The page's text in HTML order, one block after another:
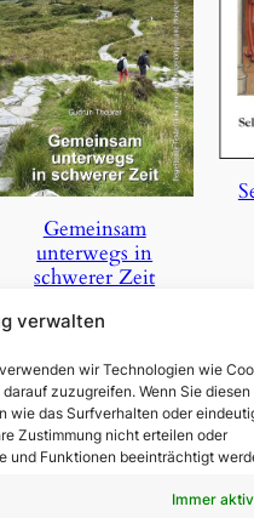
verwalten
wir Technologien wie
zuzugreifen. Wenn Sie diesen
wie das Surfverhalten oder
Zustimmung nicht erteilen oder
und Funktionen beeinträchtigt
Immer aktiv
Gemeinsam
unterwegs in
schwerer Zeit
29,85
In den Warenkorb